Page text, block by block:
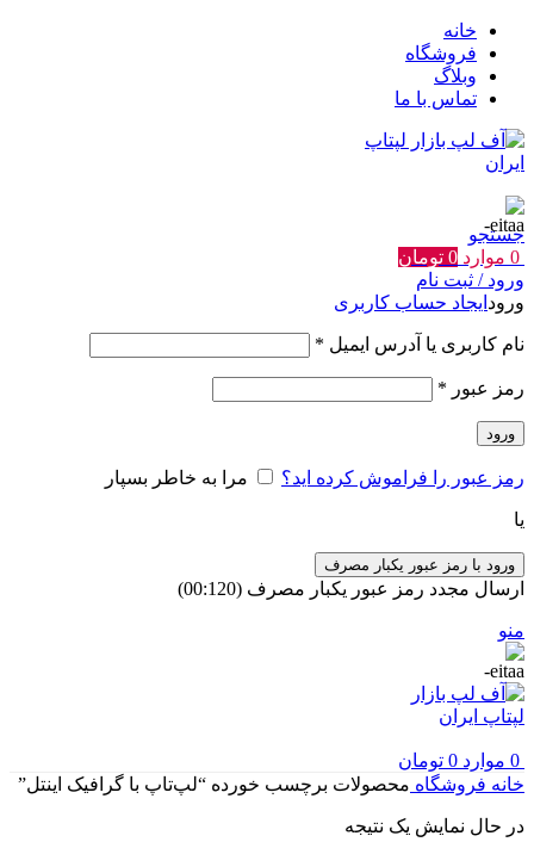
خانه
فروشگاه
وبلاگ
تماس با ما
جستجو
0 موارد 0 تومان
ورود / ثبت نام
ورود ایجاد حساب کاربری
نام کاربری یا آدرس ایمیل *
رمز عبور *
ورود
رمز عبور را فراموش کرده اید؟ مرا به خاطر بسپار
یا
ورود با رمز عبور یکبار مصرف
ارسال مجدد رمز عبور یکبار مصرف (00:
120
)
منو
0 موارد 0 تومان
خانه فروشگاه محصولات برچسب خورده “لپ‌تاپ با گرافیک اینتل”
در حال نمایش یک نتیجه